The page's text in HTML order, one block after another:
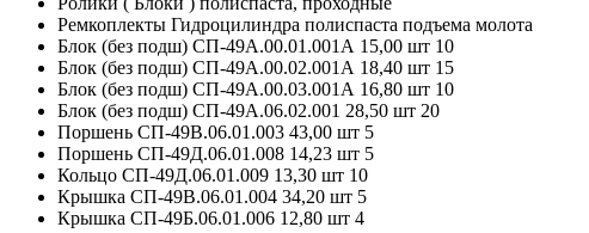
Ремкоплекты Гидроцилиндра полиспаста подъема молота
Блок (без подш) СП-49А.00.01.001А 15,00 шт 10
Блок (без подш) СП-49А.00.02.001А 18,40 шт 15
Блок (без подш) СП-49А.00.03.001А 16,80 шт 10
Блок (без подш) СП-49А.06.02.001 28,50 шт 20
Поршень СП-49В.06.01.003 43,00 шт 5
Поршень СП-49Д.06.01.008 14,23 шт 5
Кольцо СП-49Д.06.01.009 13,30 шт 10
Крышка СП-49В.06.01.004 34,20 шт 5
Крышка СП-49Б.06.01.006 12,80 шт 4